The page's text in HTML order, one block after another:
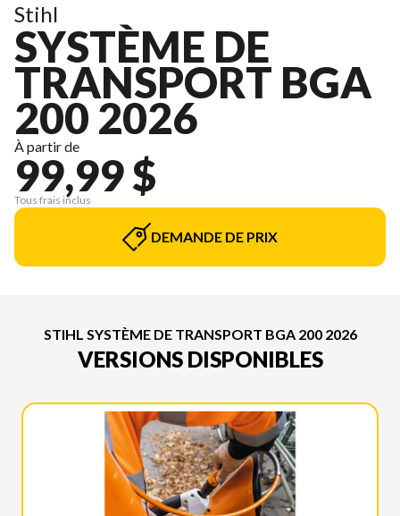
Stihl
SYSTÈME DE
TRANSPORT BGA
200 2026
À partir de
99,99 $
Tous frais inclus
DEMANDE DE PRIX
STIHL SYSTÈME DE TRANSPORT BGA 200 2026
VERSIONS DISPONIBLES